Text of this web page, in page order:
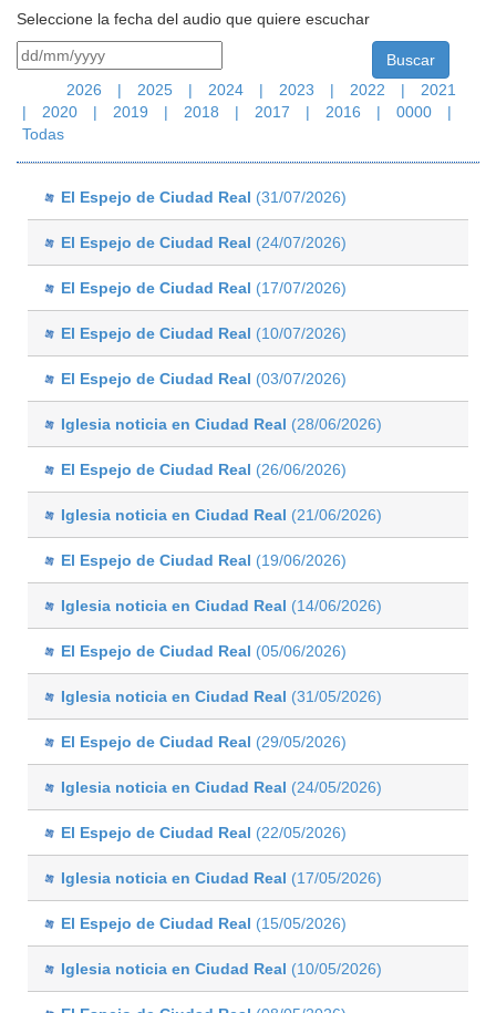
Seleccione la fecha del audio que quiere escuchar
2026 | 2025 | 2024 | 2023 | 2022 |
2021
|
2020 | 2019 | 2018 | 2017 | 2016 | 0000
|
Todas
El Espejo de Ciudad Real (31/07/2026)
El Espejo de Ciudad Real (24/07/2026)
El Espejo de Ciudad Real (17/07/2026)
El Espejo de Ciudad Real (10/07/2026)
El Espejo de Ciudad Real (03/07/2026)
Iglesia noticia en Ciudad Real (28/06/2026)
El Espejo de Ciudad Real (26/06/2026)
Iglesia noticia en Ciudad Real (21/06/2026)
El Espejo de Ciudad Real (19/06/2026)
Iglesia noticia en Ciudad Real (14/06/2026)
El Espejo de Ciudad Real (05/06/2026)
Iglesia noticia en Ciudad Real (31/05/2026)
El Espejo de Ciudad Real (29/05/2026)
Iglesia noticia en Ciudad Real (24/05/2026)
El Espejo de Ciudad Real (22/05/2026)
Iglesia noticia en Ciudad Real (17/05/2026)
El Espejo de Ciudad Real (15/05/2026)
Iglesia noticia en Ciudad Real (10/05/2026)